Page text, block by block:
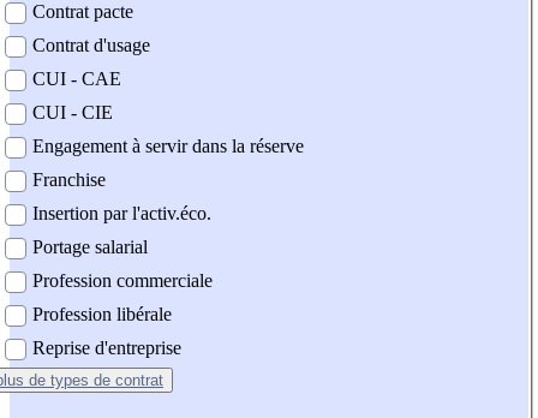
Contrat pacte
Contrat d'usage
CUI - CAE
CUI - CIE
Engagement à servir dans la réserve
Franchise
Insertion par l'activ.éco.
Portage salarial
Profession commerciale
Profession libérale
Reprise d'entreprise
de types de contrat